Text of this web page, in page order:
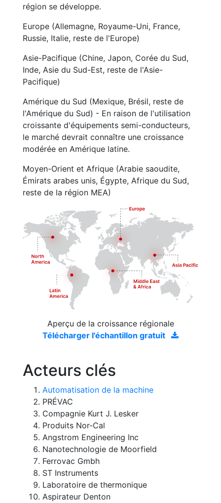
région se développe.
Europe (Allemagne, Royaume-Uni, France,
Russie, Italie, reste de l'Europe)
Asie-Pacifique (Chine, Japon, Corée du Sud,
Inde, Asie du Sud-Est, reste de l'Asie-
Pacifique)
Amérique du Sud (Mexique, Brésil, reste de
l'Amérique du Sud) - En raison de l'utilisation
croissante d'équipements semi-conducteurs,
le marché devrait connaître une croissance
modérée en Amérique latine.
Moyen-Orient et Afrique (Arabie saoudite,
Émirats arabes unis, Égypte, Afrique du Sud,
reste de la région MEA)
Aperçu de la croissance régionale
Télécharger l'échantillon gratuit
Acteurs clés
Automatisation de la machine
PRÉVAC
Compagnie Kurt J. Lesker
Produits Nor-Cal
Angstrom Engineering Inc
Nanotechnologie de Moorfield
Ferrovac Gmbh
ST Instruments
Laboratoire de thermonique
Aspirateur Denton